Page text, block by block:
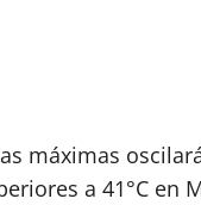
máximas
a 41°C en